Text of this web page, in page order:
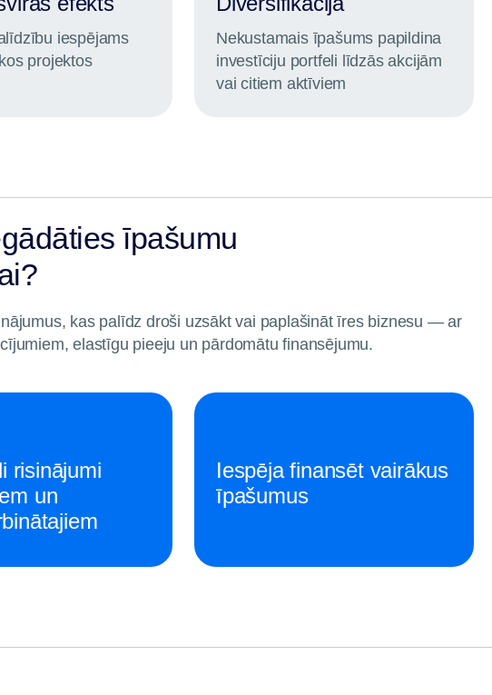
iespējams
projektos
Nekustamais īpašums papildina
investīciju portfeli līdzās akcijām
vai citiem aktīviem
īpašumu
kas palīdz droši uzsākt vai paplašināt īres biznesu — ar
elastīgu pieeju un pārdomātu finansējumu.
risinājumi
un
Iespēja finansēt vairākus
īpašumus